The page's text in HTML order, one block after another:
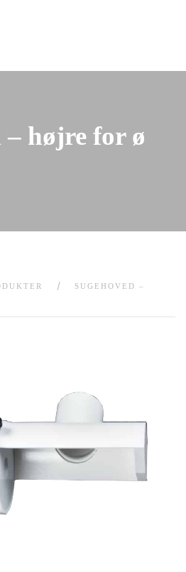
– højre for ø
SUGEHOVED –